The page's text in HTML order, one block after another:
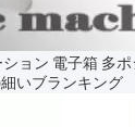
ョン 電子箱 多
いブランキング